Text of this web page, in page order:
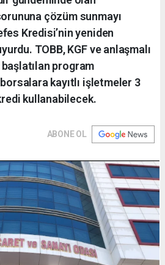
çözüm sunmayı
Kredisi’nin yeniden
TOBB, KGF ve anlaşmalı
program
kayıtlı işletmeler 3
kullanabilecek.
ABONE OL